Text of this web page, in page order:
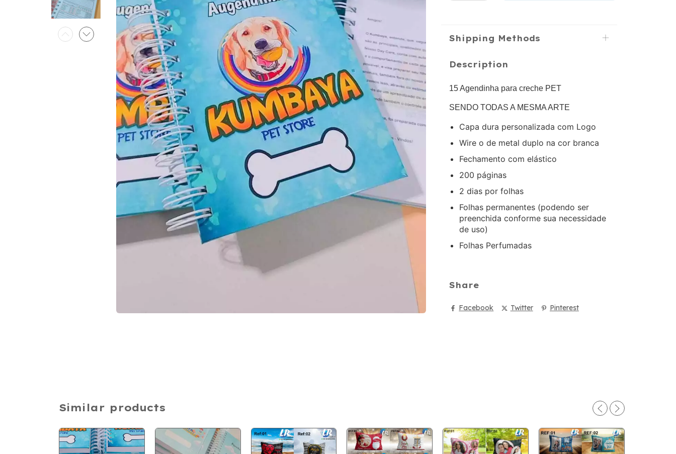
Shipping Methods
Description
15 Agendinha para creche PET
SENDO TODAS A MESMA ARTE
Capa dura personalizada com Logo
Wire o de metal duplo na cor branca
Fechamento com elástico
200 páginas
2 dias por folhas
Folhas permanentes (podendo ser
preenchida conforme sua necessidade
de uso)
Folhas Perfumadas
Share
Facebook Twitter Pinterest
Similar products